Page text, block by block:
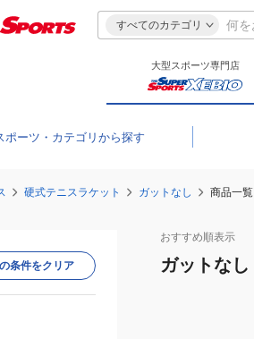
すべてのカテゴリ
大型スポーツ専門店
ポーツ・カテゴリ
硬式テニスラケット ガットなし 商品一覧
おすすめ順表示
ガットなし
条件をクリア